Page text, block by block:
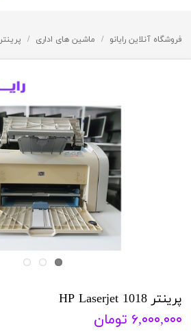
فروشگاه آنلاین رایانو ماشین های اداری پرینتر HP Laserjet 1018
پرینتر HP Laserjet 1018
۶,۰۰۰,۰۰۰ تومان